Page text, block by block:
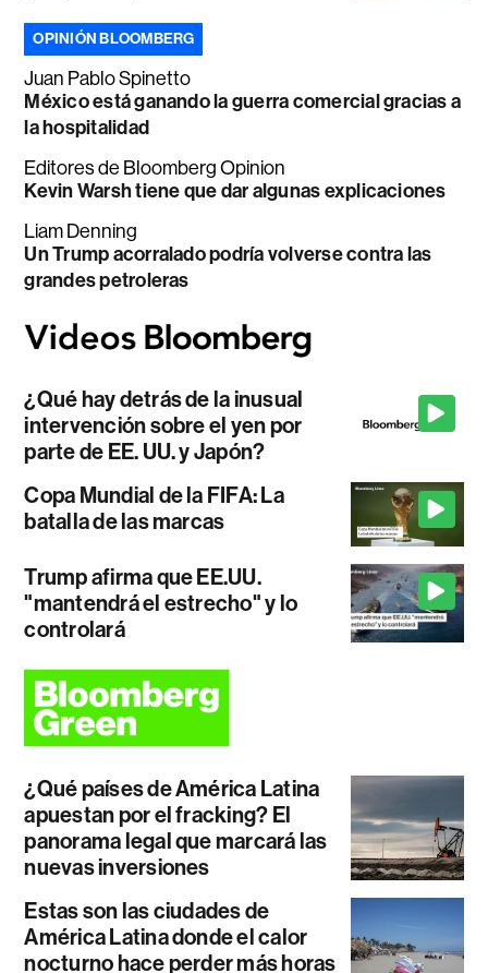
OPINIÓN BLOOMBERG
Juan Pablo Spinetto
México está ganando la guerra comercial gracias a
la hospitalidad
Editores de Bloomberg Opinion
Kevin Warsh tiene que dar algunas explicaciones
Liam Denning
Un Trump acorralado podría volverse contra las
grandes petroleras
¿Qué hay detrás de la inusual
intervención sobre el yen por
parte de EE. UU. y Japón?
Copa Mundial de la FIFA: La
batalla de las marcas
Trump afirma que EE.UU.
"mantendrá el estrecho" y lo
controlará
¿Qué países de América Latina
apuestan por el fracking? El
panorama legal que marcará las
nuevas inversiones
Estas son las ciudades de
América Latina donde el calor
nocturno hace perder más horas